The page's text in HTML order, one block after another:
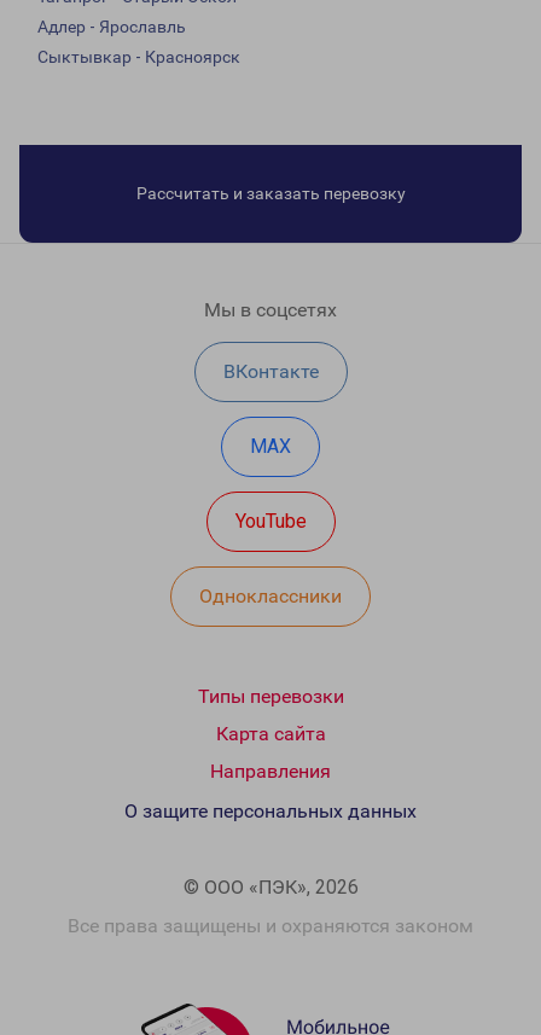
Адлер - Ярославль
Сыктывкар - Красноярск
Рассчитать и заказать перевозку
Мы в соцсетях
ВКонтакте
MAX
YouTube
Одноклассники
Типы перевозки
Карта сайта
Направления
© ООО «ПЭК», 2026
Все права защищены и охраняются законом
О защите персональных данных